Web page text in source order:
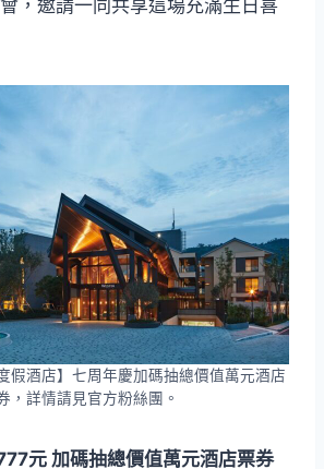
，邀請一同共享這場充滿生日喜
假酒店】七周年慶加碼抽總價值萬元酒店
，詳情請見官方粉絲團。
元 加碼抽總價值萬元酒店票券